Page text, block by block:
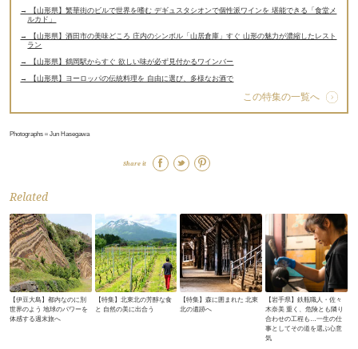
→ 【山形県】繁華街のビルで世界を嗜む デギュスタシオンで個性派ワインを 堪能できる「食堂メ
ルカド」
→ 【山形県】酒田市の美味どころ 庄内のシンボル「山居倉庫」すぐ 山形の魅力が濃縮したレスト
ラン
→ 【山形県】鶴岡駅からすぐ 欲しい味が必ず見付かるワインバー
→ 【山形県】ヨーロッパの伝統料理を 自由に選び、多様なお酒で
この特集の一覧へ
Photographs＝Jun Hasegawa
Share it
Related
【伊豆大島】都内なのに別
世界のよう 地球のパワーを
体感する週末旅へ
【特集】北東北の芳醇な食
と 自然の美に出合う
【特集】森に囲まれた 北東
北の遺跡へ
【岩手県】鉄瓶職人・佐々
木奈美 重く、危険とも隣り
合わせの工程も…一生の仕
事としてその道を選ぶ心意
気